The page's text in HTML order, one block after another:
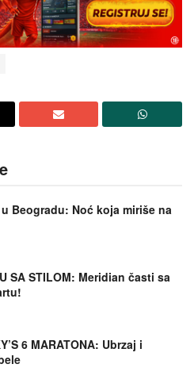
Beogradu: Noć koja miriše na
SA STILOM: Meridian časti sa
6 MARATONA: Ubrzaj i